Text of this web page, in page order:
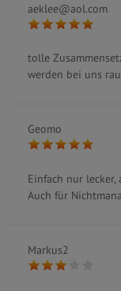
aeklee@aol.com
tolle
werden bei uns
Geomo
Einfach nur lecker,
Auch für
Markus2